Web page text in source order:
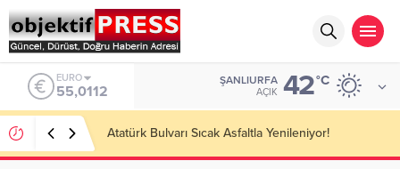
ALTIN
6.519,97
ŞANLIURFA
AÇIK 42°C
Temmuzda IPARD III Kapsamında 634,3 Milyon Lira
Hibe Ödemesi Yapıldı!